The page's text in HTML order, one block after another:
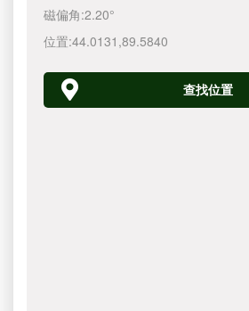
磁偏角:2.20°
位置:44.0131 ,89.5840
查找位置